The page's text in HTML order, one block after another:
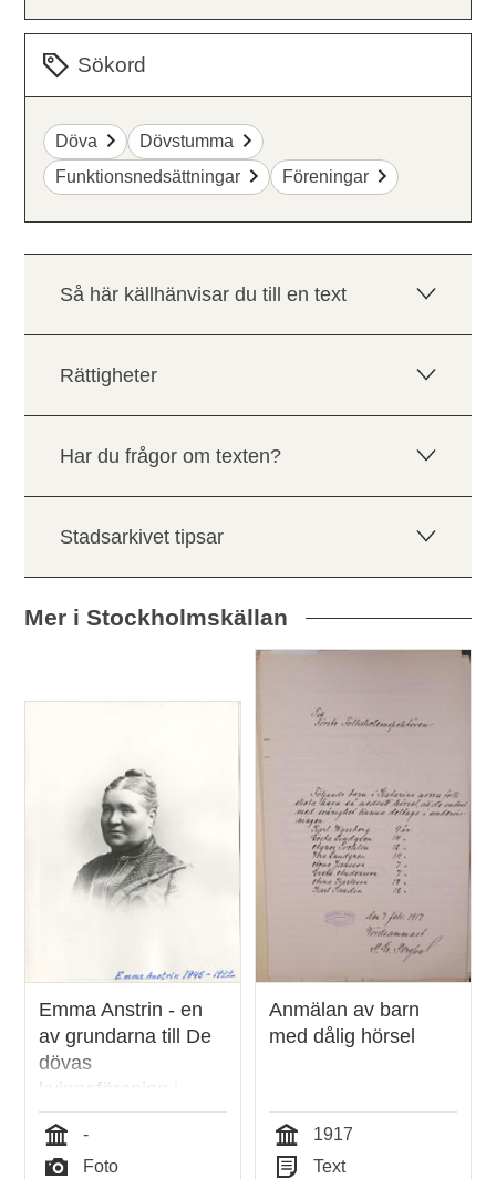
Sökord
Döva
Dövstumma
Funktionsnedsättningar
Föreningar
Så här källhänvisar du till en text
Rättigheter
Har du frågor om texten?
Stadsarkivet tipsar
Mer i Stockholmskällan
Emma Anstrin - en
av grundarna till De
dövas
kvinnoförening i
Stockholm
Tid
-
Foto
Anmälan av barn
med dålig hörsel
Tid
1917
Text